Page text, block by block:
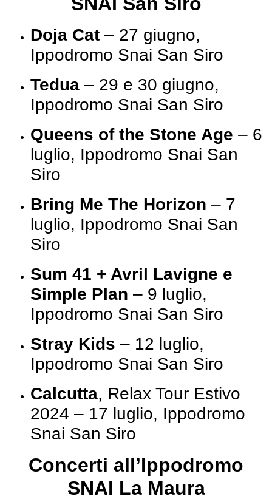
Doja Cat – 27 giugno,
Ippodromo Snai San Siro
Tedua – 29 e 30 giugno,
Ippodromo Snai San Siro
Queens of the Stone Age – 6
luglio, Ippodromo Snai San
Siro
Bring Me The Horizon – 7
luglio, Ippodromo Snai San
Siro
Sum 41 + Avril Lavigne e
Simple Plan – 9 luglio,
Ippodromo Snai San Siro
Stray Kids – 12 luglio,
Ippodromo Snai San Siro
Calcutta, Relax Tour Estivo
2024 – 17 luglio, Ippodromo
Snai San Siro
Concerti all’Ippodromo
SNAI La Maura